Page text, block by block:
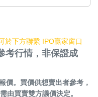
於下方聯繫 IPO贏家窗口
考行情，非保證成
價。買價供想賣出者參考，
由買賣雙方議價決定。